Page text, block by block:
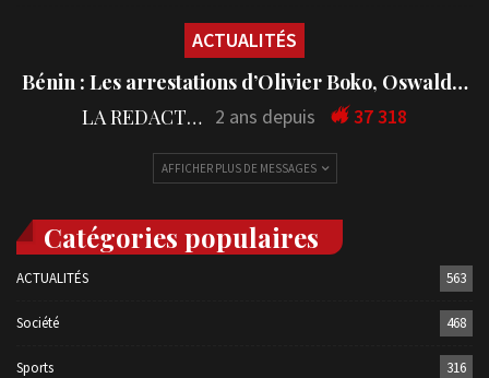
ACTUALITÉS
Bénin : Les arrestations d’Olivier Boko, Oswald…
LA REDACTION 2 ans depuis 37 318
AFFICHER PLUS DE MESSAGES
Catégories populaires
ACTUALITÉS 563
Société 468
Sports 316